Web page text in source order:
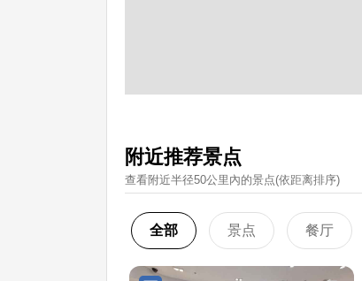
附近推荐景点
查看附近半径50公里內的景点(依距离排序)
全部 景点 餐厅